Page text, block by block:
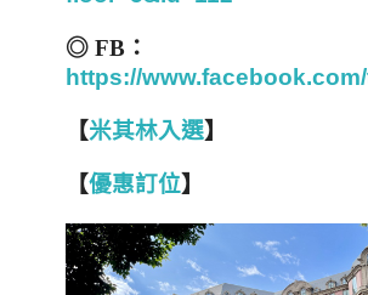
◎ FB ：
https://
【米其林入選】
【優惠訂位】